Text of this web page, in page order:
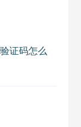
证码怎么